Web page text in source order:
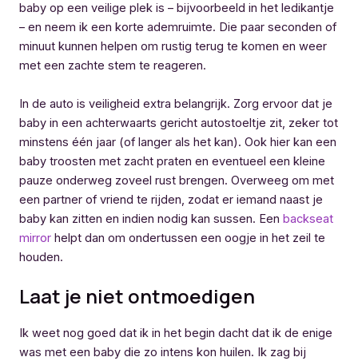
baby op een veilige plek is – bijvoorbeeld in het ledikantje
– en neem ik een korte ademruimte. Die paar seconden of
minuut kunnen helpen om rustig terug te komen en weer
met een zachte stem te reageren.
In de auto is veiligheid extra belangrijk. Zorg ervoor dat je
baby in een achterwaarts gericht autostoeltje zit, zeker tot
minstens één jaar (of langer als het kan). Ook hier kan een
baby troosten met zacht praten en eventueel een kleine
pauze onderweg zoveel rust brengen. Overweeg om met
een partner of vriend te rijden, zodat er iemand naast je
baby kan zitten en indien nodig kan sussen. Een backseat
mirror helpt dan om ondertussen een oogje in het zeil te
houden.
Laat je niet ontmoedigen
Ik weet nog goed dat ik in het begin dacht dat ik de enige
was met een baby die zo intens kon huilen. Ik zag bij